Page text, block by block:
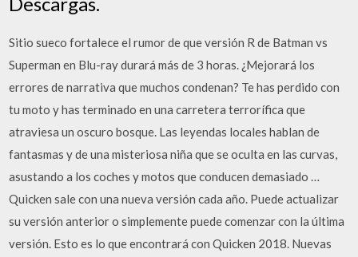
Sitio sueco fortalece el rumor de que versión R de Batman vs
Superman en Blu-ray durará más de 3 horas. ¿Mejorará los
errores de narrativa que muchos condenan? Te has perdido con
tu moto y has terminado en una carretera terrorífica que
atraviesa un oscuro bosque. Las leyendas locales hablan de
fantasmas y de una misteriosa niña que se oculta en las curvas,
asustando a los coches y motos que conducen demasiado …
Quicken sale con una nueva versión cada año. Puede actualizar
su versión anterior o simplemente puede comenzar con la última
versión. Esto es lo que encontrará con Quicken 2018. Nuevas